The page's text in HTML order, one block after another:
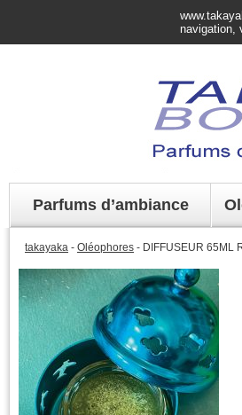
navigation,
Parfums d’ambiance
takayaka - Oléophores - DIFFUSEUR 65ML